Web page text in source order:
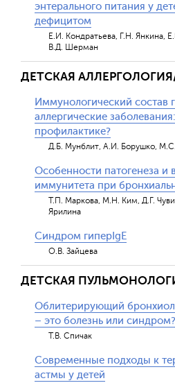
энтерального питания у
дефицитом
Е.И. Кондратьева, Г.Н. Янкина,
В.Д. Шерман
ДЕТСКАЯ
Иммунологический состав
аллергические
профилактике?
Д.Б. Мунблит, А.И. Борушко,
Особенности патогенеза и
иммунитета при
Т.П. Маркова, М.Н. Ким, Д.Г.
Ярилина
Синдром гиперIgE
О.В. Зайцева
ДЕТСКАЯ
Облитерирующий
– это болезнь или синдром?
Т.В. Спичак
Современные подходы к
астмы у детей